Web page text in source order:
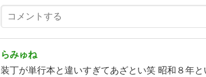
らみゅね
装丁が単行本と違いすぎてあざとい笑 昭和８年